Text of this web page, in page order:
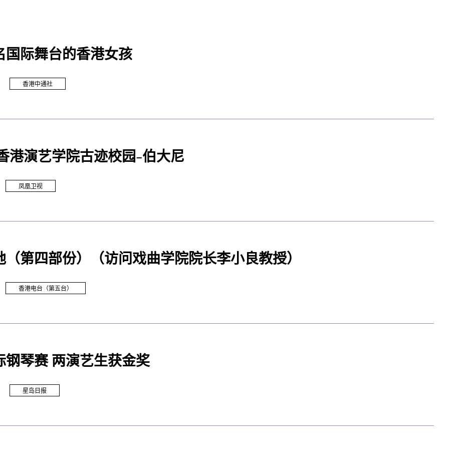
国际舞台的香港女孩
香港中通社
港演艺学院古迹校园-伯大尼
凤凰卫视
（第四部份）（访问戏曲学院院长李小良教授）
香港电台（第五台）
钢琴赛 两演艺生获金奖
星岛日报